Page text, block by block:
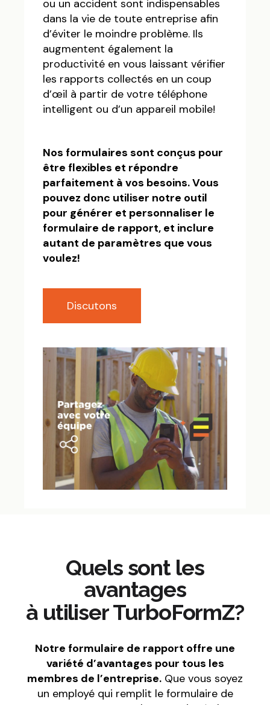
ou un accident sont indispensables
dans la vie de toute entreprise afin
d’éviter le moindre problème. Ils
augmentent également la
productivité en vous laissant vérifier
les rapports collectés en un coup
d’œil à partir de votre téléphone
intelligent ou d’un appareil mobile!
Nos formulaires sont conçus pour
être flexibles et répondre
parfaitement à vos besoins. Vous
pouvez donc utiliser notre outil
pour générer et personnaliser le
formulaire de rapport, et inclure
autant de paramètres que vous
voulez!
Discutons
Quels sont les
avantages
à utiliser TurboFormZ?
Notre formulaire de rapport offre une
variété d’avantages pour tous les
membres de l’entreprise. Que vous soyez
un employé qui remplit le formulaire de